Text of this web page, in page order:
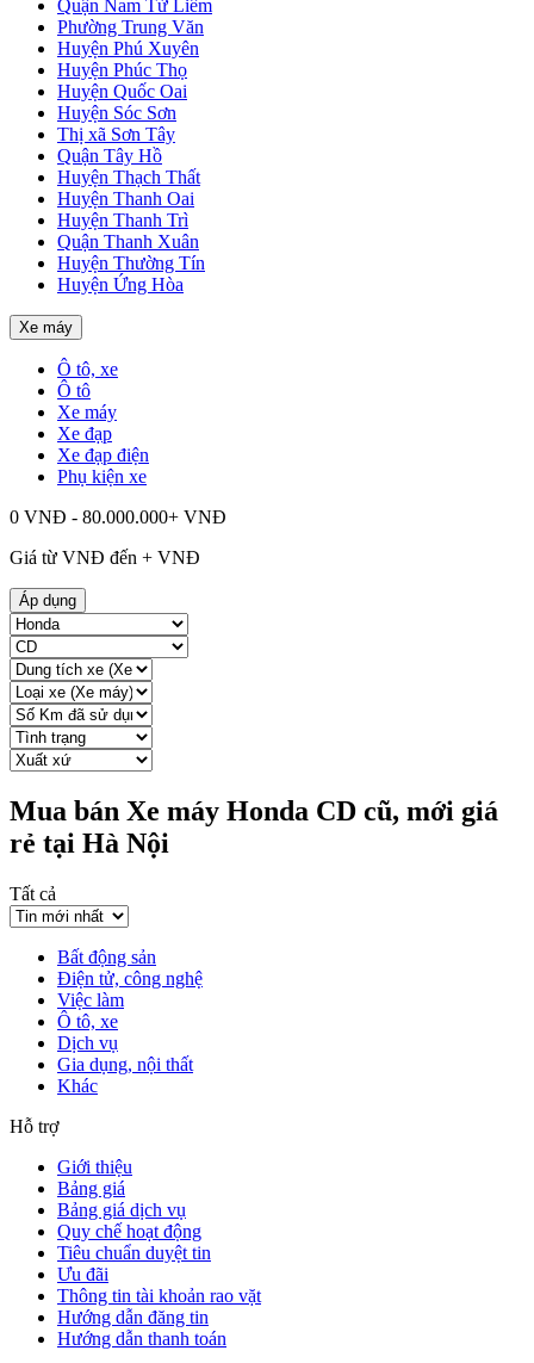
Quận Nam Từ Liêm
Phường Trung Văn
Huyện Phú Xuyên
Huyện Phúc Thọ
Huyện Quốc Oai
Huyện Sóc Sơn
Thị xã Sơn Tây
Quận Tây Hồ
Huyện Thạch Thất
Huyện Thanh Oai
Huyện Thanh Trì
Quận Thanh Xuân
Huyện Thường Tín
Huyện Ứng Hòa
Xe máy
Ô tô, xe
Ô tô
Xe máy
Xe đạp
Xe đạp điện
Phụ kiện xe
0 VNĐ - 80.000.000+ VNĐ
Giá từ VNĐ đến + VNĐ
Áp dụng
Mua bán Xe máy Honda CD cũ, mới giá
rẻ tại Hà Nội
Tất cả
Bất động sản
Điện tử, công nghệ
Việc làm
Ô tô, xe
Dịch vụ
Gia dụng, nội thất
Khác
Hỗ trợ
Giới thiệu
Bảng giá
Bảng giá dịch vụ
Quy chế hoạt động
Tiêu chuẩn duyệt tin
Ưu đãi
Thông tin tài khoản rao vặt
Hướng dẫn đăng tin
Hướng dẫn thanh toán